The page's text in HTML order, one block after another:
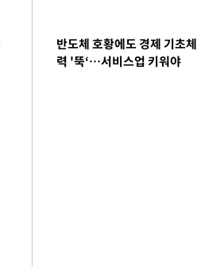
반도체 호황에도 경제 기초체
력 '뚝‘…서비스업 키워야